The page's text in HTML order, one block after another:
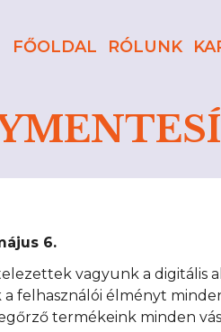
FŐOLDAL RÓLUNK
6.
vagyunk a digitális
felhasználói élményt
termékeink minden